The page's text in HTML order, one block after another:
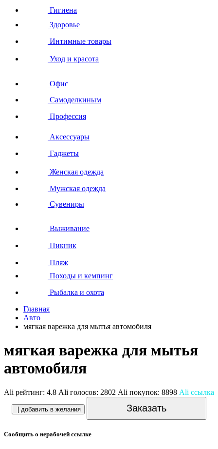
Гигиена
Здоровье
Интимные товары
Уход и красота
Офис
Самоделкиным
Профессия
Аксессуары
Гаджеты
Женская одежда
Мужская одежда
Сувениры
Выживание
Пикник
Пляж
Походы и кемпинг
Рыбалка и охота
Главная
Авто
мягкая варежка для мытья автомобиля
мягкая варежка для мытья
автомобиля
Ali рейтинг: 4.8 Ali голосов: 2802 Ali покупок: 8898 Ali ссылка
| добавить в желания Заказать
Сообщить о нерабочей ссылке